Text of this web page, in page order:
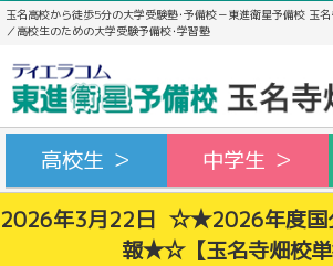
玉名高校から徒歩5分の大学受験塾･予備校－東進衛星予備校 玉
／高校生のための大学受験予備校･学習塾
高校生 ＞ 中学生 ＞
2026年3月22日 ☆★2026年度国
報★☆【玉名寺畑校単